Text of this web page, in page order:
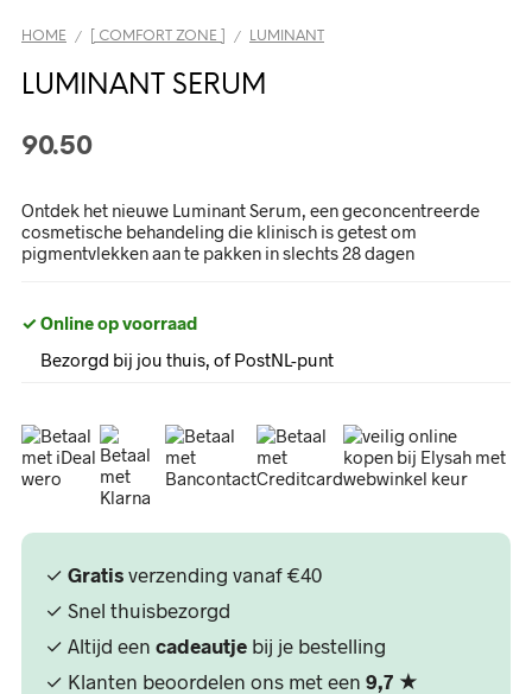
HOME / [ COMFORT ZONE ] / LUMINANT
LUMINANT SERUM
90.50
Ontdek het nieuwe Luminant Serum, een geconcentreerde
cosmetische behandeling die klinisch is getest om
pigmentvlekken aan te pakken in slechts 28 dagen
✓ Online op voorraad
Bezorgd bij jou thuis, of PostNL-punt
✓ Gratis verzending vanaf €40
✓ Snel thuisbezorgd
✓ Altijd een cadeautje bij je bestelling
✓ Klanten beoordelen ons met een 9,7 ★